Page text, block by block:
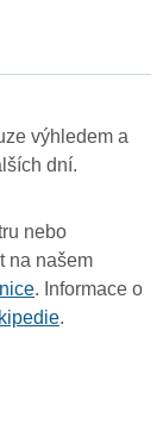
výhledem a
dní.
nebo
na našem
. Informace o
.